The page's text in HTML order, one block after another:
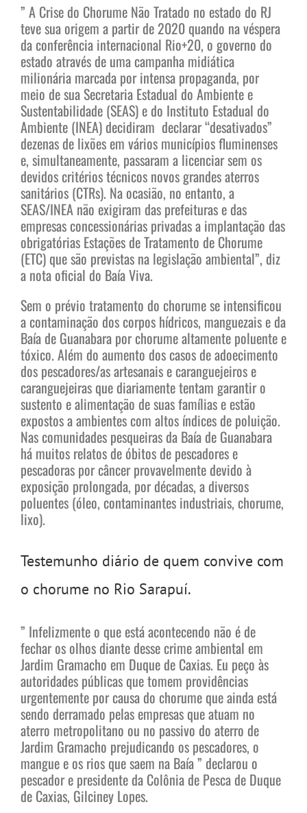
” A Crise do Chorume Não Tratado no estado do RJ
teve sua origem a partir de 2020 quando na véspera
da conferência internacional Rio+20, o governo do
estado através de uma campanha midiática
milionária marcada por intensa propaganda, por
meio de sua Secretaria Estadual do Ambiente e
Sustentabilidade (SEAS) e do Instituto Estadual do
Ambiente (INEA) decidiram declarar “desativados”
dezenas de lixões em vários municípios fluminenses
e, simultaneamente, passaram a licenciar sem os
devidos critérios técnicos novos grandes aterros
sanitários (CTRs). Na ocasião, no entanto, a
SEAS/INEA não exigiram das prefeituras e das
empresas concessionárias privadas a implantação das
obrigatórias Estações de Tratamento de Chorume
(ETC) que são previstas na legislação ambiental”, diz
a nota oficial do Baía Viva.
Sem o prévio tratamento do chorume se intensificou
a contaminação dos corpos hídricos, manguezais e da
Baía de Guanabara por chorume altamente poluente e
tóxico. Além do aumento dos casos de adoecimento
dos pescadores/as artesanais e caranguejeiros e
caranguejeiras que diariamente tentam garantir o
sustento e alimentação de suas famílias e estão
expostos a ambientes com altos índices de poluição.
Nas comunidades pesqueiras da Baía de Guanabara
há muitos relatos de óbitos de pescadores e
pescadoras por câncer provavelmente devido à
exposição prolongada, por décadas, a diversos
poluentes (óleo, contaminantes industriais, chorume,
lixo).
Testemunho diário de quem convive com
o chorume no Rio Sarapuí.
” Infelizmente o que está acontecendo não é de
fechar os olhos diante desse crime ambiental em
Jardim Gramacho em Duque de Caxias. Eu peço às
autoridades públicas que tomem providências
urgentemente por causa do chorume que ainda está
sendo derramado pelas empresas que atuam no
aterro metropolitano ou no passivo do aterro de
Jardim Gramacho prejudicando os pescadores, o
mangue e os rios que saem na Baía ” declarou o
pescador e presidente da Colônia de Pesca de Duque
de Caxias, Gilciney Lopes.